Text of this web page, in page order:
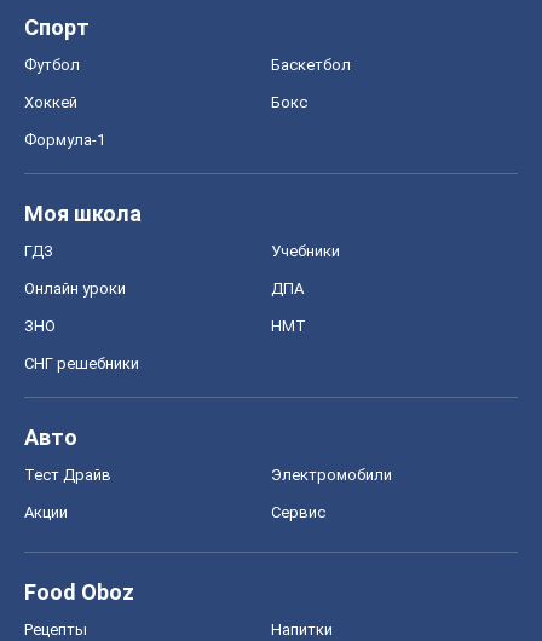
Спорт
Футбол Баскетбол
Хоккей Бокс
Формула-1
Моя школа
ГДЗ Учебники
Онлайн уроки ДПА
ЗНО НМТ
СНГ решебники
Авто
Тест Драйв Электромобили
Акции Сервис
Food Oboz
Рецепты Напитки